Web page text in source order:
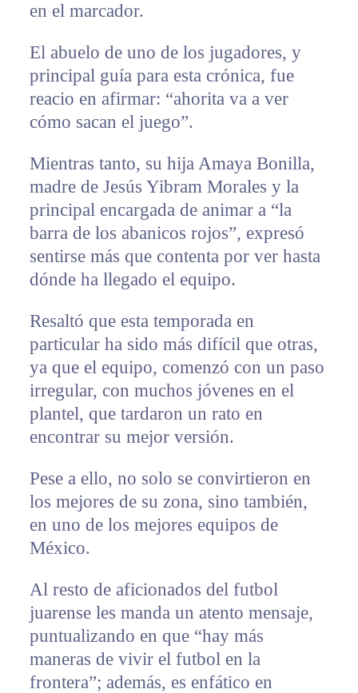
en el marcador.
El abuelo de uno de los jugadores, y
principal guía para esta crónica, fue
reacio en afirmar: “ahorita va a ver
cómo sacan el juego”.
Mientras tanto, su hija Amaya Bonilla,
madre de Jesús Yibram Morales y la
principal encargada de animar a “la
barra de los abanicos rojos”, expresó
sentirse más que contenta por ver hasta
dónde ha llegado el equipo.
Resaltó que esta temporada en
particular ha sido más difícil que otras,
ya que el equipo, comenzó con un paso
irregular, con muchos jóvenes en el
plantel, que tardaron un rato en
encontrar su mejor versión.
Pese a ello, no solo se convirtieron en
los mejores de su zona, sino también,
en uno de los mejores equipos de
México.
Al resto de aficionados del futbol
juarense les manda un atento mensaje,
puntualizando en que “hay más
maneras de vivir el futbol en la
frontera”; además, es enfático en